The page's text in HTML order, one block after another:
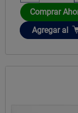
Comprar
Añadir
Agregar al